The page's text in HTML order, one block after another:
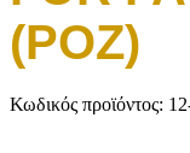
(ΡΟΖ)
Κωδικός προϊόντος: